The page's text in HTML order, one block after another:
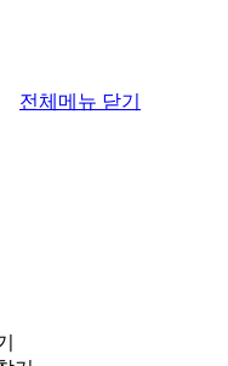
전체메뉴 닫기